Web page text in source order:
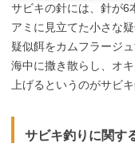
サビキの針には、針が6
アミに見立てた小さな
疑似餌をカムフラージ
海中に撒き散らし、オ
上げるというのがサビ
サビキ釣りに関す